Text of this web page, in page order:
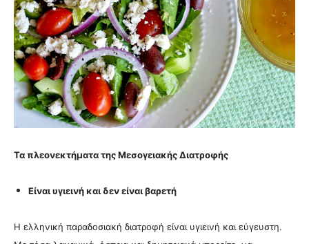
Τα πλεονεκτήματα της Μεσογειακής Διατροφής
Είναι υγιεινή και δεν είναι βαρετή
Η ελληνική παραδοσιακή διατροφή είναι υγιεινή και εύγευστη.